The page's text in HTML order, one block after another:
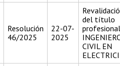
Resolución
46/2025
22-07-
2025
del título
CIVIL EN